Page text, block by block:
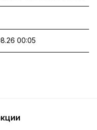
00:05